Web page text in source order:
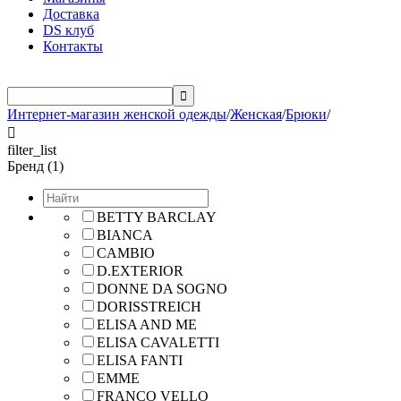
Доставка
DS клуб
Контакты

Интернет-магазин женской одежды/Женская/Брюки/

filter_list
Бренд (1)
BETTY BARCLAY
BIANCA
CAMBIO
D.EXTERIOR
DONNE DA SOGNO
DORISSTREICH
ELISA AND ME
ELISA CAVALETTI
ELISA FANTI
EMME
FRANCO VELLO